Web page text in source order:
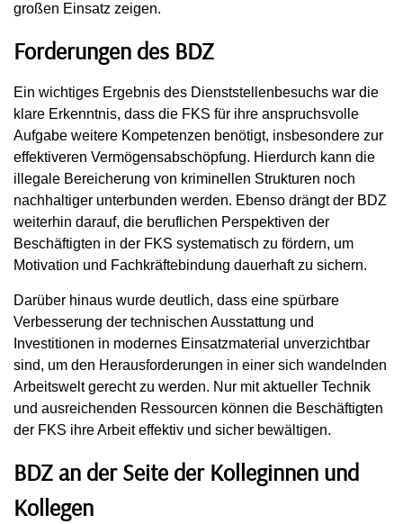
großen Einsatz zeigen.
Forderungen des BDZ
Ein wichtiges Ergebnis des Dienststellenbesuchs war die
klare Erkenntnis, dass die FKS für ihre anspruchsvolle
Aufgabe weitere Kompetenzen benötigt, insbesondere zur
effektiveren Vermögensabschöpfung. Hierdurch kann die
illegale Bereicherung von kriminellen Strukturen noch
nachhaltiger unterbunden werden. Ebenso drängt der BDZ
weiterhin darauf, die beruflichen Perspektiven der
Beschäftigten in der FKS systematisch zu fördern, um
Motivation und Fachkräftebindung dauerhaft zu sichern.
Darüber hinaus wurde deutlich, dass eine spürbare
Verbesserung der technischen Ausstattung und
Investitionen in modernes Einsatzmaterial unverzichtbar
sind, um den Herausforderungen in einer sich wandelnden
Arbeitswelt gerecht zu werden. Nur mit aktueller Technik
und ausreichenden Ressourcen können die Beschäftigten
der FKS ihre Arbeit effektiv und sicher bewältigen.
BDZ an der Seite der Kolleginnen und
Kollegen